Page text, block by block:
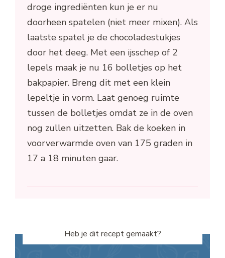
droge ingrediënten kun je er nu
doorheen spatelen (niet meer mixen). Als
laatste spatel je de chocoladestukjes
door het deeg. Met een ijsschep of 2
lepels maak je nu 16 bolletjes op het
bakpapier. Breng dit met een klein
lepeltje in vorm. Laat genoeg ruimte
tussen de bolletjes omdat ze in de oven
nog zullen uitzetten. Bak de koeken in
voorverwarmde oven van 175 graden in
17 a 18 minuten gaar.
Heb je dit recept gemaakt?